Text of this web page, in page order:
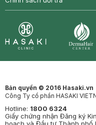
Bản quyền © 2016 Hasaki.vn
Công Ty cổ phần HASAKI
Hotline: 1800 6324
Giấy chứng nhận Đăng ký
hoạch và Đầu tư Thành phố